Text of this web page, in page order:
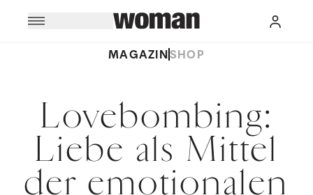
MAGAZINSHOP
Lovebombing:
Liebe als Mittel
der emotionalen